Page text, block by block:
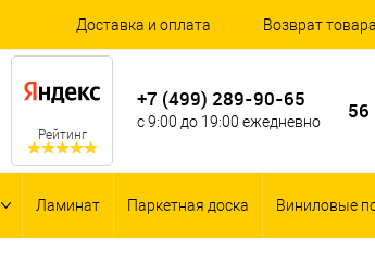
Доставка и оплата Возврат товара
Рейтинг
+7 (499) 289-90-65
с 9:00 до 19:00 ежедневно
56
Ламинат Паркетная доска Виниловые